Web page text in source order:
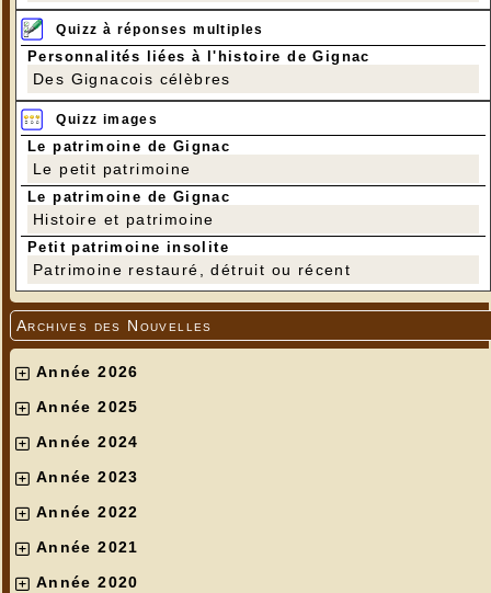
Quizz à réponses multiples
Personnalités liées à l'histoire de Gignac
Des Gignacois célèbres
Quizz images
Le patrimoine de Gignac
Le petit patrimoine
Le patrimoine de Gignac
Histoire et patrimoine
Petit patrimoine insolite
Patrimoine restauré, détruit ou récent
Archives des Nouvelles
Année 2026
Année 2025
Année 2024
Année 2023
Année 2022
Année 2021
Année 2020